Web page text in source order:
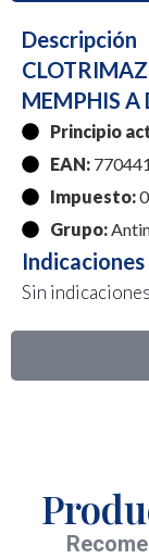
Descripción
MEMPHIS
Principio
EAN:
Impuesto:
Grupo:
Indicaciones
Sin